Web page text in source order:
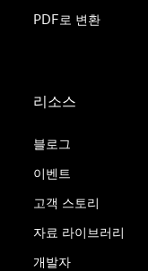
PDF로 변환
리소스
블로그
이벤트
고객 스토리
자료 라이브러리
개발자